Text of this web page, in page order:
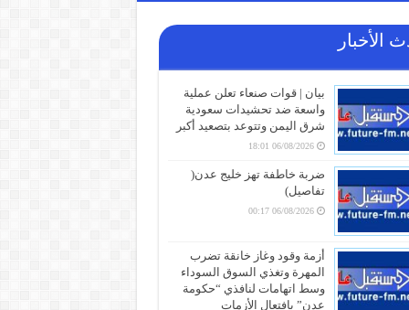
الأخبار
بيان | قوات صنعاء تعلن عملية
واسعة ضد تحشيدات سعودية
شرق اليمن وتتوعد بتصعيد أكبر
06/08/2026 18:01
ضربة خاطفة تهز خليج عدن(
تفاصيل)
06/08/2026 00:17
أزمة وقود وغاز خانقة تضرب
المهرة وتغذي السوق السوداء
وسط اتهامات لنافذي “حكومة
عدن” بافتعال الأزمات